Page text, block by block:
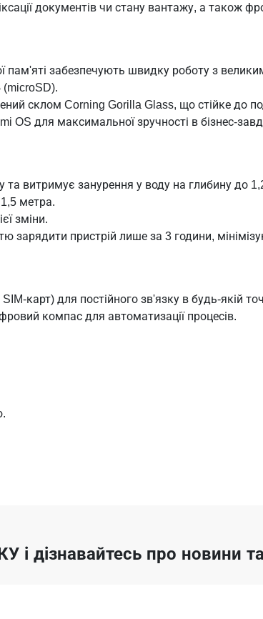
документів чи стану вантажу, а також
пам'яті забезпечують швидку роботу з
склом Corning Gorilla Glass, що стійке до
для максимальної зручності в бізнес-
та витримує занурення у воду на глибину до
метра.
зміни.
зарядити пристрій лише за 3 години,
карт) для постійного зв'язку в будь-якій
компас для автоматизації процесів.
і дізнавайтесь про новини